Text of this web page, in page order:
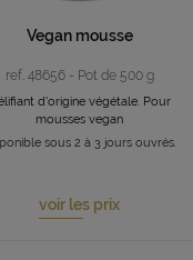
Vegan mousse
ref. 48656 - Pot de 500 g
d'origine végétale. Pour
mousses vegan
sous 2 à 3 jours ouvrés.
voir les prix